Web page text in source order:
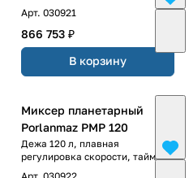
Арт. 030921
866 753 ₽
В корзину
Миксер планетарный
Porlanmaz PMP 120
Дежа 120 л, плавная
регулировка скорости, таймер